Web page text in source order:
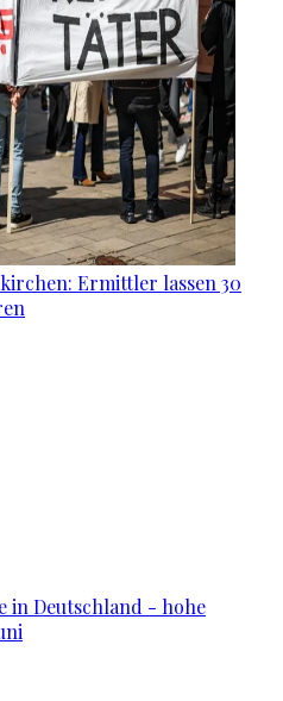
Ermittler lassen 30
in Deutschland - hohe